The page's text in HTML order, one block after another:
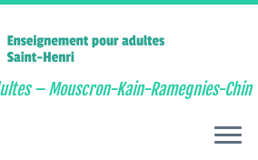
– Mouscron-Kain-Ramegnies-Chin